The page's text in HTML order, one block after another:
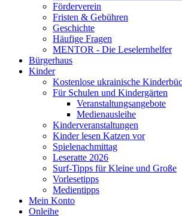
Förderverein
Fristen & Gebühren
Geschichte
Häufige Fragen
MENTOR - Die Leselernhelfer
Bürgerhaus
Kinder
Kostenlose ukrainische
Für Schulen und Kindergärten
Veranstaltungsangebote
Medienausleihe
Kinderveranstaltungen
Kinder lesen Katzen vor
Spielenachmittag
Leseratte 2026
Surf-Tipps für Kleine und Große
Vorlesetipps
Medientipps
Mein Konto
Onleihe